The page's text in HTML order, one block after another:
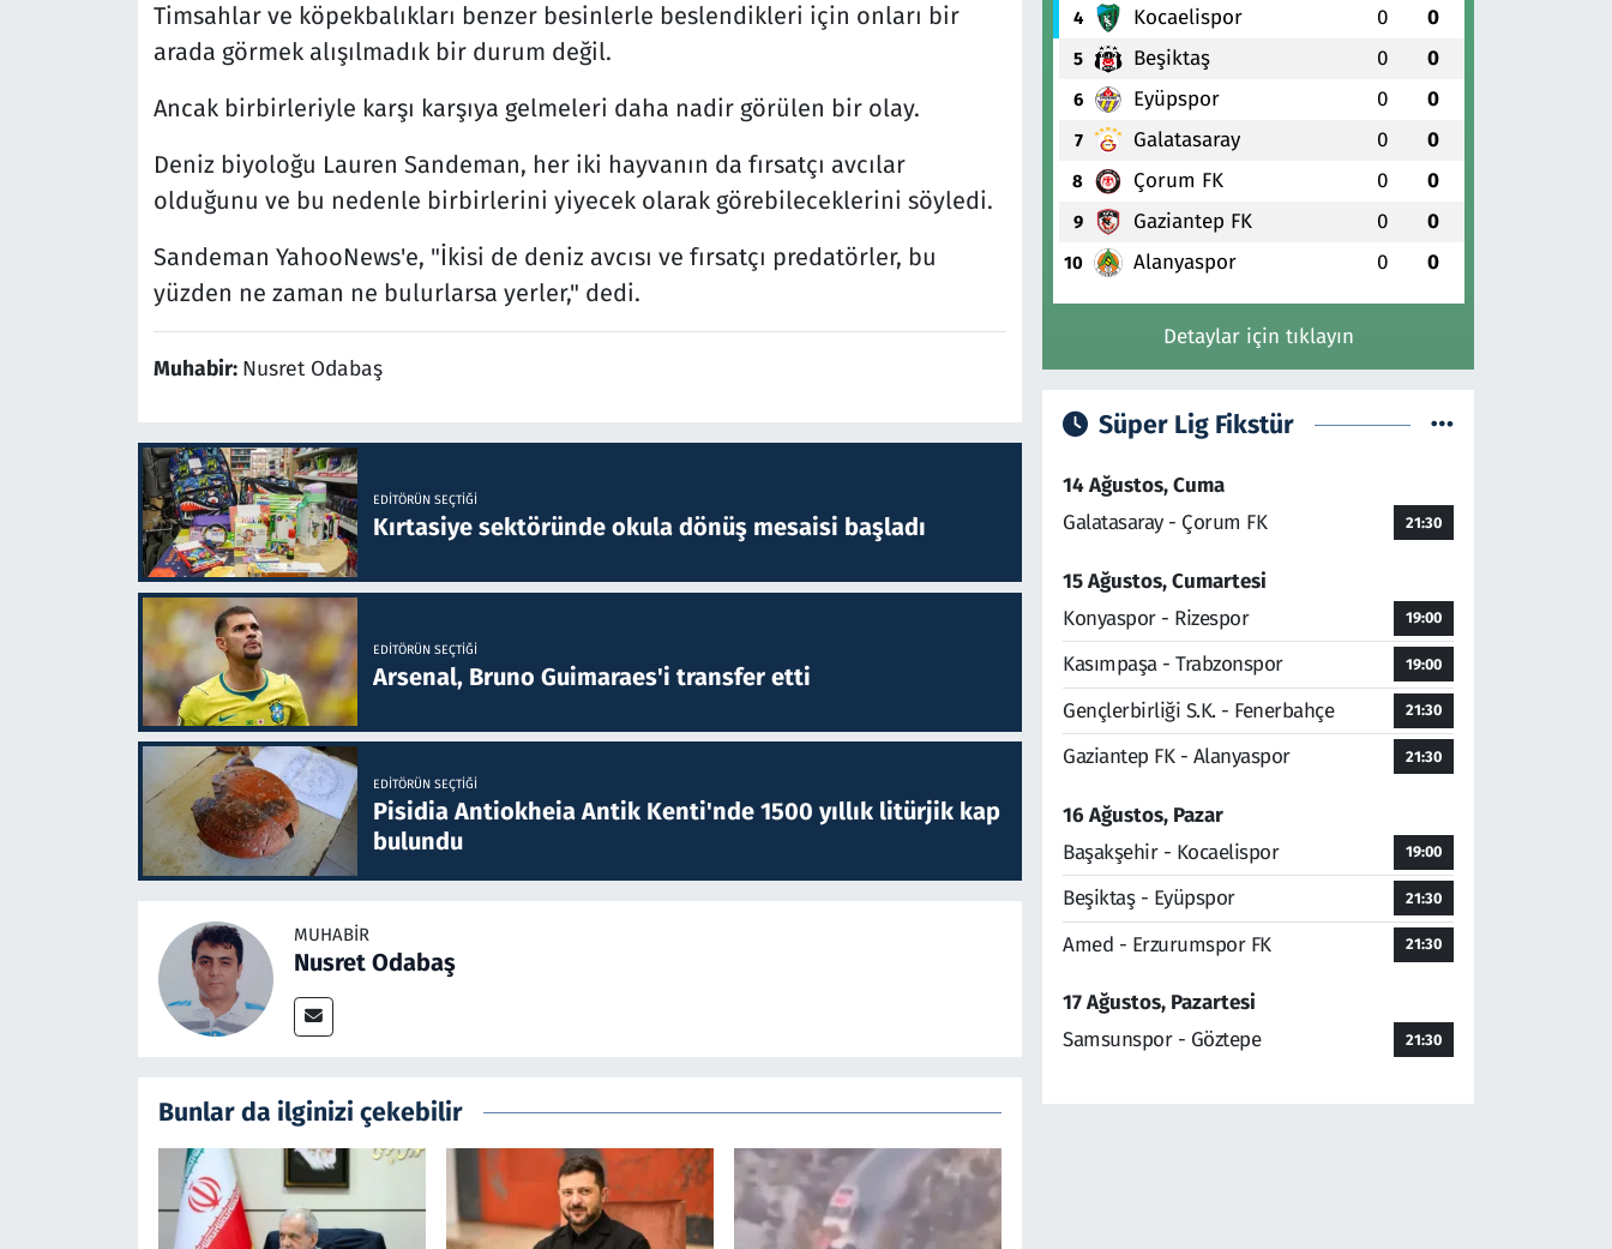
Timsahlar ve köpekbalıkları benzer besinlerle beslendikleri için onları bir
arada görmek alışılmadık bir durum değil.
Ancak birbirleriyle karşı karşıya gelmeleri daha nadir görülen bir olay.
Deniz biyoloğu Lauren Sandeman, her iki hayvanın da fırsatçı avcılar
olduğunu ve bu nedenle birbirlerini yiyecek olarak görebileceklerini söyledi.
Sandeman YahooNews'e, "İkisi de deniz avcısı ve fırsatçı predatörler, bu
yüzden ne zaman ne bulurlarsa yerler," dedi.
Muhabir: Nusret Odabaş
EDITÖRÜN SEÇTIĞI
Kırtasiye sektöründe okula dönüş mesaisi başladı
EDITÖRÜN SEÇTIĞI
Arsenal, Bruno Guimaraes'i transfer etti
EDITÖRÜN SEÇTIĞI
Pisidia Antiokheia Antik Kenti'nde 1500 yıllık litürjik kap
bulundu
MUHABIR
Nusret Odabaş
Bunlar da ilginizi çekebilir
4 Kocaelispor 0 0
5 Beşiktaş 0 0
6 Eyüpspor 0 0
7 Galatasaray 0 0
8 Çorum FK 0 0
9 Gaziantep FK 0 0
10 Alanyaspor 0 0
Detaylar için tıklayın
Süper Lig Fikstür
14 Ağustos, Cuma
Galatasaray - Çorum FK
21:30
15 Ağustos, Cumartesi
Konyaspor - Rizespor
19:00
Kasımpaşa - Trabzonspor 19:00
Gençlerbirliği S.K. - Fenerbahçe 21:30
Gaziantep FK - Alanyaspor 21:30
16 Ağustos, Pazar
Başakşehir - Kocaelispor
19:00
Beşiktaş - Eyüpspor 21:30
Amed - Erzurumspor FK 21:30
17 Ağustos, Pazartesi
Samsunspor - Göztepe
21:30